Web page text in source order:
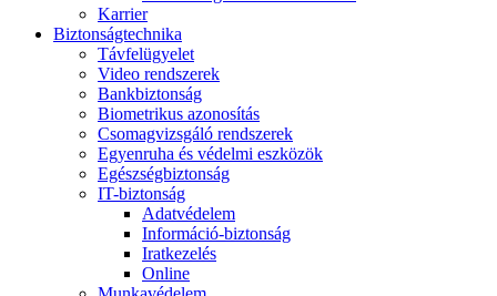
Karrier
Biztonságtechnika
Távfelügyelet
Video rendszerek
Bankbiztonság
Biometrikus azonosítás
Csomagvizsgáló rendszerek
Egyenruha és védelmi eszközök
Egészségbiztonság
IT-biztonság
Adatvédelem
Információ-biztonság
Iratkezelés
Online